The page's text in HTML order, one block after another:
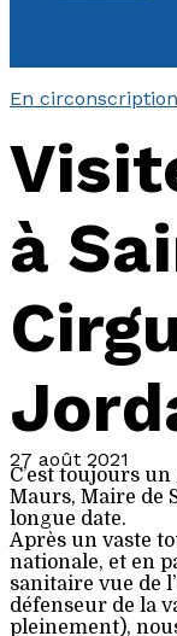
En circonscription
à
27 août 2021
C’est toujours
Maurs, Maire de
longue date.
Après un vaste
nationale, et en
sanitaire vue de
défenseur de la
pleinement),